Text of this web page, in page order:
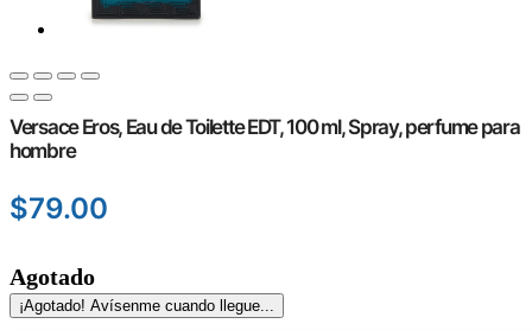
Versace Eros, Eau de Toilette EDT, 100 ml, Spray, perfume para
hombre
$79.00
Agotado
¡Agotado! Avísenme cuando llegue...